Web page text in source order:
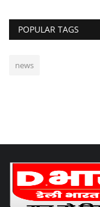
POPULAR TAGS
news